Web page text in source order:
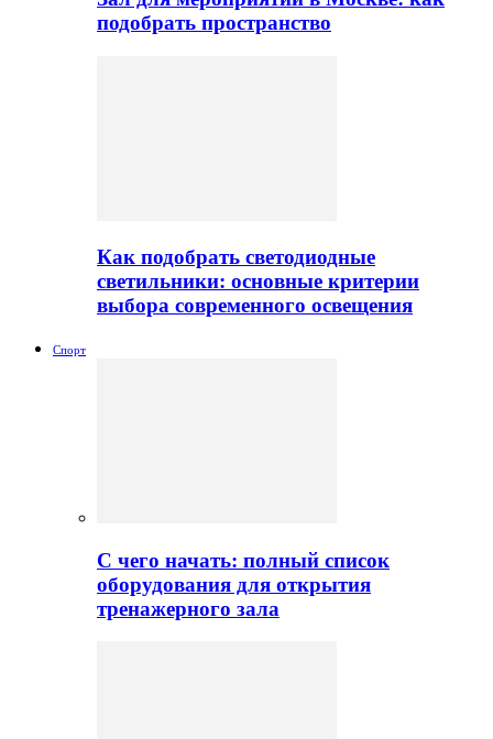
подобрать пространство
Как подобрать светодиодные
светильники: основные критерии
выбора современного освещения
Спорт
С чего начать: полный список
оборудования для открытия
тренажерного зала